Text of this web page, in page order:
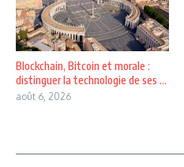
Blockchain, Bitcoin et morale :
distinguer la technologie de ses ...
août 6, 2026